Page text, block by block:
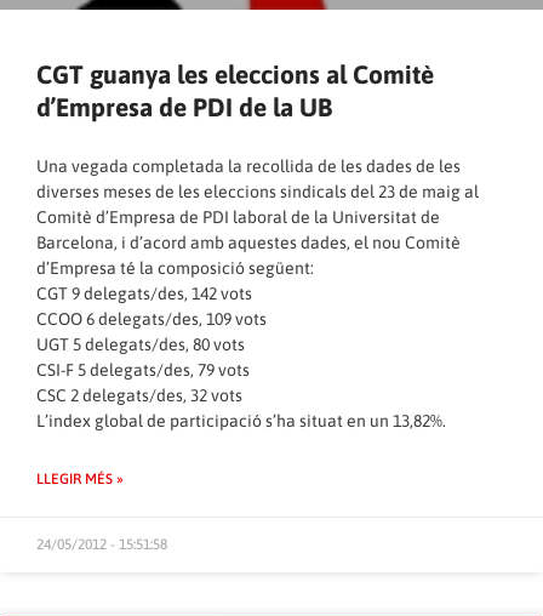
CGT guanya les eleccions al Comitè
d’Empresa de PDI de la UB
Una vegada completada la recollida de les dades de les
diverses meses de les eleccions sindicals del 23 de maig al
Comitè d’Empresa de PDI laboral de la Universitat de
Barcelona, i d’acord amb aquestes dades, el nou Comitè
d’Empresa té la composició següent:
CGT 9 delegats/des, 142 vots
CCOO 6 delegats/des, 109 vots
UGT 5 delegats/des, 80 vots
CSI-F 5 delegats/des, 79 vots
CSC 2 delegats/des, 32 vots
L’index global de participació s’ha situat en un 13,82%.
LLEGIR MÉS »
24/05/2012 - 15:51:58